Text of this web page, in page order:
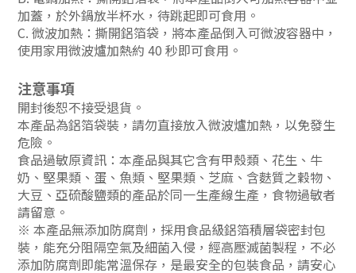
加蓋，於外鍋放半杯水，待跳起即可食用。
C. 微波加熱：撕開鋁箔袋，將本產品倒入可微波容器中，
使用家用微波爐加熱約 40 秒即可食用。
注意事項
開封後恕不接受退貨。
本產品為鋁箔袋裝，請勿直接放入微波爐加熱，以免發生
危險。
食品過敏原資訊： 本產品與其它含有甲殼類、花生、牛
奶、堅果類、蛋、魚類、堅果類、芝麻、含麩質之穀物、
大豆、亞硫酸鹽類的產品於同一生產線生產，食物過敏者
請留意。
※ 本產品無添加防腐劑，採用食品級鋁箔積層袋密封包
裝，能充分阻隔空氣及細菌入侵，經高壓滅菌製程，不必
添加防腐劑即能常溫保存，是最安全的包裝食品，請安心